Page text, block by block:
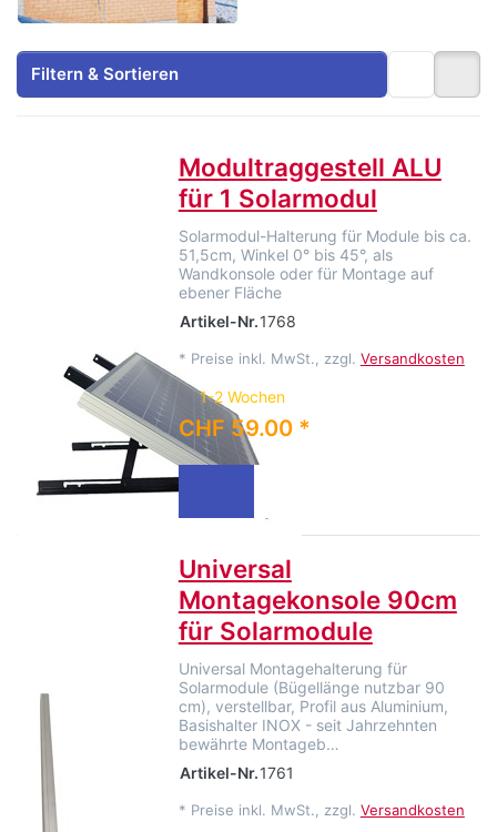
Filtern & Sortieren
Modultraggestell ALU
für 1 Solarmodul
Solarmodul-Halterung für Module bis ca.
51,5cm, Winkel 0° bis 45°, als
Wandkonsole oder für Montage auf
ebener Fläche
Artikel-Nr.1768
* Preise inkl. MwSt., zzgl. Versandkosten
1-2 Wochen
CHF 59.00 *
Universal
Montagekonsole 90cm
für Solarmodule
Universal Montagehalterung für
Solarmodule (Bügellänge nutzbar 90
cm), verstellbar, Profil aus Aluminium,
Basishalter INOX - seit Jahrzehnten
bewährte Montageb…
Artikel-Nr.1761
* Preise inkl. MwSt., zzgl. Versandkosten